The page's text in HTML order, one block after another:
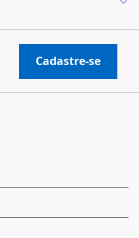
Cadastre-se